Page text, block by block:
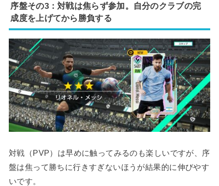
序盤その3：対戦は焦らず参加。自分のクラブの完
成度を上げてから勝負する
対戦（PVP）は早めに触ってみるのも楽しいですが、序
盤は焦って勝ちに行きすぎないほうが結果的に伸びやす
いです。